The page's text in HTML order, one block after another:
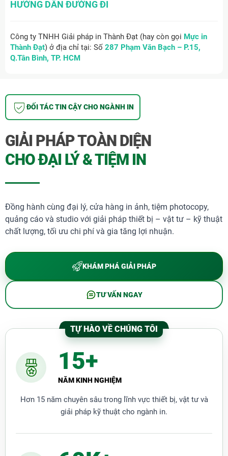
HƯỚNG DẪN ĐƯỜNG ĐI
Công ty TNHH Giải pháp in Thành Đạt (hay còn gọi Mực in
Thành Đạt) ở địa chỉ tại: Số 287 Phạm Văn Bạch – P.15,
Q.Tân Bình, TP. HCM
ĐỐI TÁC TIN CẬY CHO NGÀNH IN
GIẢI PHÁP TOÀN DIỆN
CHO ĐẠI LÝ & TIỆM IN
Đồng hành cùng đại lý, cửa hàng in ảnh, tiệm photocopy,
quảng cáo và studio với giải pháp thiết bị – vật tư – kỹ thuật
chất lượng, tối ưu chi phí và gia tăng lợi nhuận.
KHÁM PHÁ GIẢI PHÁP
TƯ VẤN NGAY
TỰ HÀO VỀ CHÚNG TÔI
15+
NĂM KINH NGHIỆM
Hơn 15 năm chuyên sâu trong lĩnh vực thiết bị, vật tư và
giải pháp kỹ thuật cho ngành in.